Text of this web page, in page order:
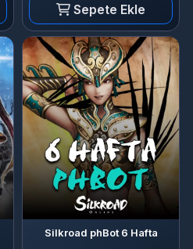
Sepete Ekle
Silkroad phBot 6 Hafta